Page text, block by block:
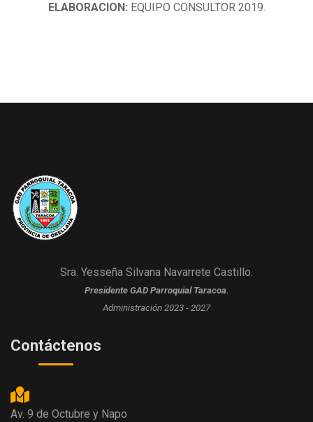
ELABORACION: EQUIPO CONSULTOR 2019.
Sra. Yesseña Silvana Navarrete Castillo.
Presidente GAD Parroquial Taracoa.
Administración 2023 - 2027
Contáctenos
Av. 9 de Octubre y Napo